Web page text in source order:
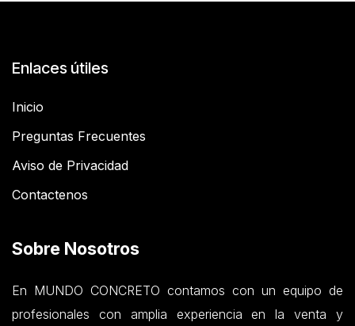
Enlaces útiles
Inicio
Preguntas Frecuentes
Aviso de Privacidad
Contactenos
Sobre Nosotros
En MUNDO CONCRETO contamos con un equipo de
profesionales con amplia experiencia en la venta y